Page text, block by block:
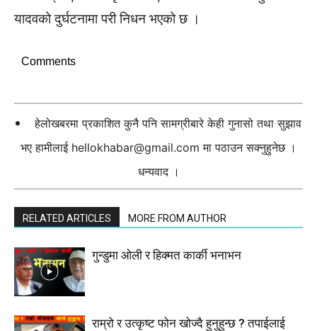
यादवको दुर्घटनामा परी निधन भएको छ ।
Comments
हेलोखबरमा प्रकाशित कुनै पनि सामग्रीबारे केही गुनासो तथा सुझाव
भए हामीलाई hellokhabar@gmail.com मा पठाउन सक्नुहुनेछ ।
धन्यवाद ।
RELATED ARTICLES MORE FROM AUTHOR
गुन्डुमा ओली र हिक्मत कार्की भनाभन
राम्रो र उत्कृष्ट फोन खोज्दै हुनुहुन्छ ? तपाईलाई